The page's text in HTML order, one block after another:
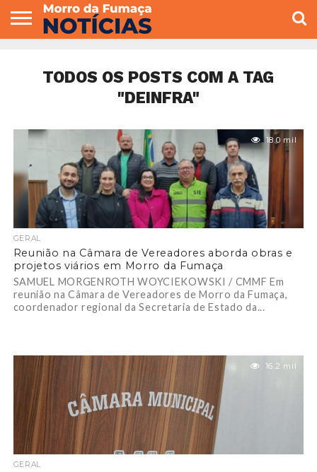
VEREADORES
TODOS OS POSTS COM A TAG
"DEINFRA"
18.0 mil
GERAL
Reunião na Câmara de Vereadores aborda obras e
projetos viários em Morro da Fumaça
SAMUEL MORGENROTH WOYCIEKOWSKI / CMMF Em
reunião na Câmara de Vereadores de Morro da Fumaça,
coordenador regional da Secretaria de Estado da...
16.2 mil
GERAL